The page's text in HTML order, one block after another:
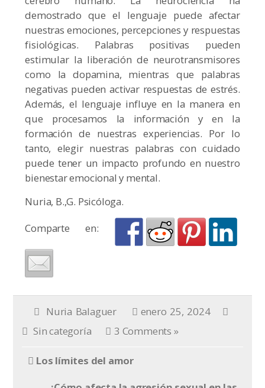
demostrado que el lenguaje puede afectar
nuestras emociones, percepciones y respuestas
fisiológicas. Palabras positivas pueden
estimular la liberación de neurotransmisores
como la dopamina, mientras que palabras
negativas pueden activar respuestas de estrés.
Además, el lenguaje influye en la manera en
que procesamos la información y en la
formación de nuestras experiencias. Por lo
tanto, elegir nuestras palabras con cuidado
puede tener un impacto profundo en nuestro
bienestar emocional y mental.
Nuria, B.,G. Psicóloga.
Comparte en:
Nuria Balaguer
enero 25, 2024
Sin categoría
3 Comments »
Los límites del amor